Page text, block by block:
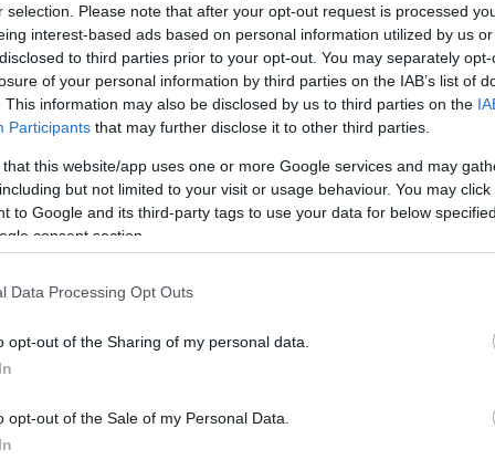
selection. Please note that after your opt-out request is processed
interest-based ads based on personal information utilized by us
to third parties prior to your opt-out. You may separately
of your personal information by third parties on the IAB’s list of
This information may also be disclosed by us to third parties on the
Participants that may further disclose it to other third parties.
that this website/app uses one or more Google services and may
but not limited to your visit or usage behaviour. You may
to Google and its third-party tags to use your data for below
consent section.
Data Processing Opt Outs
opt-out of the Sharing of my personal data.
opt-out of the Sale of my Personal Data.
dell’Anacli,Tore Fresie Sandro
con le quali vengono valutati gli
ai fini selettivi. La dottoressa
Agraria dell’Uniss ha invece offerto ai
sul come migliorare la gestione
dei cambiamenti climatici. Infine, il
Onorato, ha anticipato quali saranno i
riproduttori bovini che, grazie alle
punterà a premiare laqualità degli
contributo in base all’appartenenza degli
alla provenienza, con una
sonoacquistati in Sardegna, ed all’età
Filigheddudelegato della Sardegna, siamo
dagli allevatori a questo evento – ben oltre